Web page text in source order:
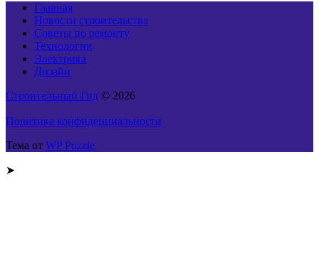
Главная
Новости строительства
Советы по ремонту
Технологии
Электрика
Дизайн
Строительный Гид © 2026
Политика конфиденциальности
Тема от WP Puzzle
➤